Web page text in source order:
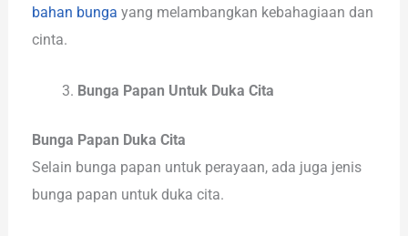
bahan bunga yang melambangkan kebahagiaan dan
cinta.
Bunga Papan Untuk Duka Cita
Bunga Papan Duka Cita
Selain bunga papan untuk perayaan, ada juga jenis
bunga papan untuk duka cita.